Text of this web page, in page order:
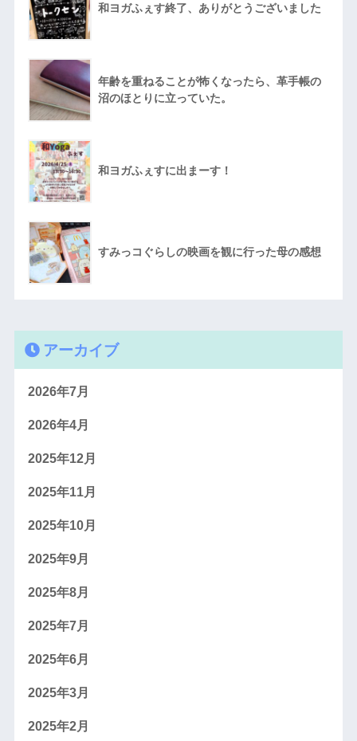
和ヨガふぇす終了、ありがとうございました
年齢を重ねることが怖くなったら、革手帳の
沼のほとりに立っていた。
和ヨガふぇすに出まーす！
すみっコぐらしの映画を観に行った母の感想
アーカイブ
2026年7月
2026年4月
2025年12月
2025年11月
2025年10月
2025年9月
2025年8月
2025年7月
2025年6月
2025年3月
2025年2月